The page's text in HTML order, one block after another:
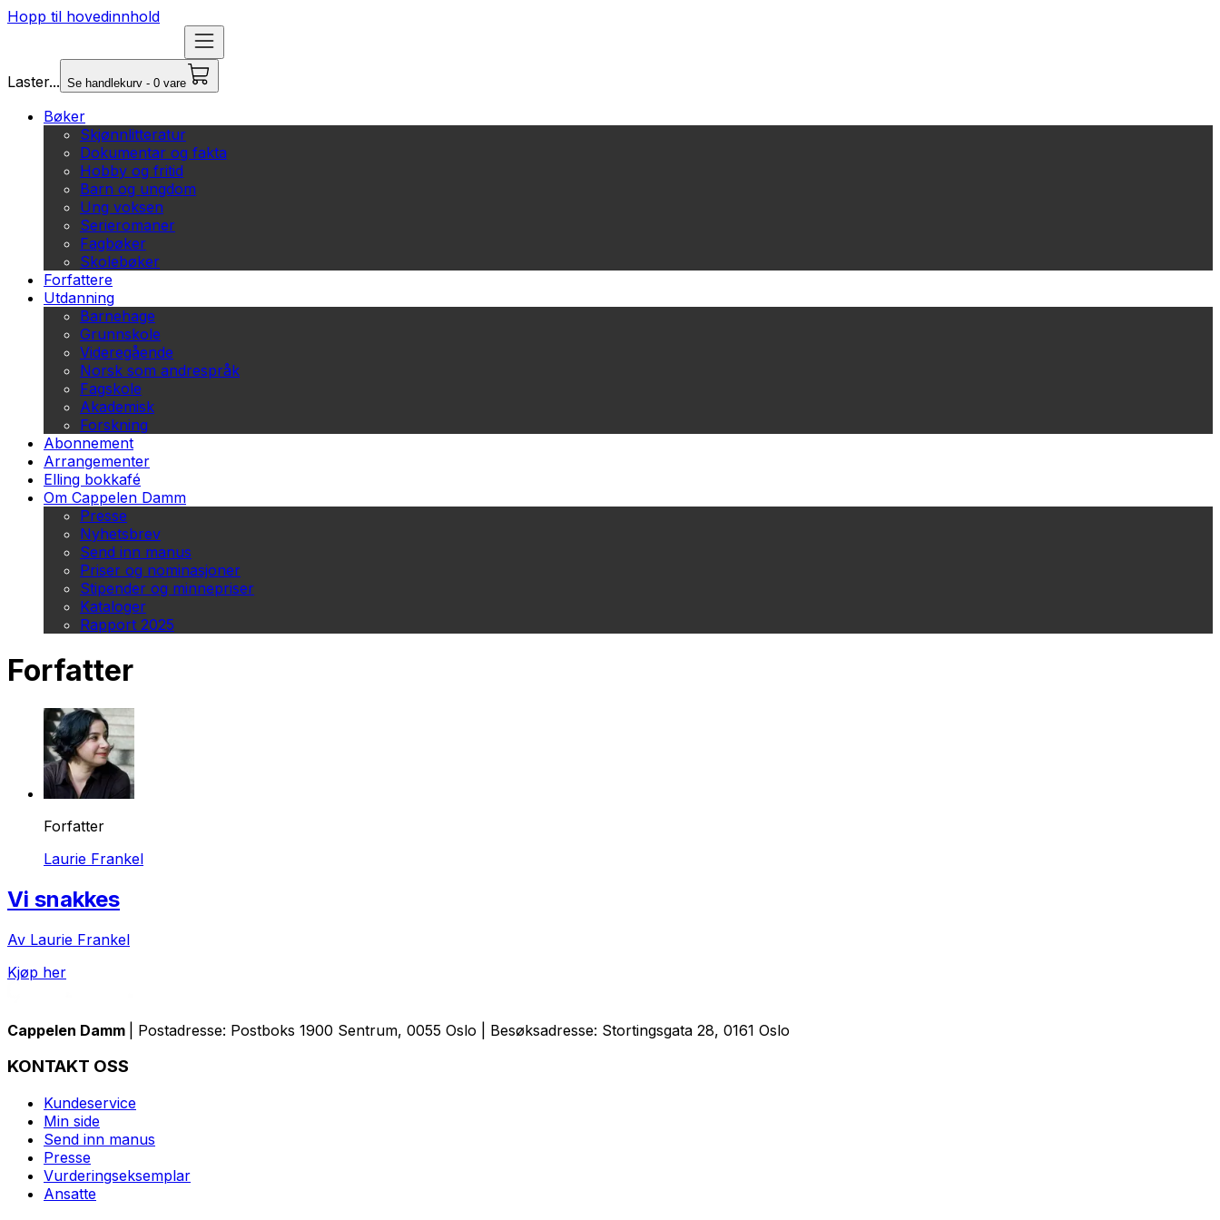
Hopp til hovedinnhold
Laster... Se handlekurv - 0 vare
Bøker
Skjønnlitteratur
Dokumentar og fakta
Hobby og fritid
Barn og ungdom
Ung voksen
Serieromaner
Fagbøker
Skolebøker
Forfattere
Utdanning
Barnehage
Grunnskole
Videregående
Norsk som andrespråk
Fagskole
Akademisk
Forskning
Abonnement
Arrangementer
Elling bokkafé
Om Cappelen Damm
Presse
Nyhetsbrev
Send inn manus
Priser og nominasjoner
Stipender og minnepriser
Kataloger
Rapport 2025
Forfatter
Forfatter
Laurie Frankel
Vi snakkes
Av Laurie Frankel
Kjøp her
Cappelen Damm | Postadresse: Postboks 1900 Sentrum, 0055 Oslo | Besøksadresse: Stortingsgata 28, 0161 Oslo
KONTAKT OSS
Kundeservice
Min side
Send inn manus
Presse
Vurderingseksemplar
Ansatte